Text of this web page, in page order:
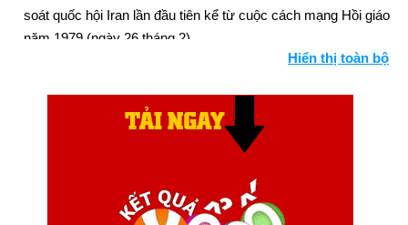
soát quốc hội Iran lần đầu tiên kể từ cuộc cách mạng Hồi giáo
năm 1979 (ngày 26 tháng 2).
Việc quản lý Bắc Ireland được chuyển giao qua lại giữa Anh và
từ chối giải giáp vũ khí (từ tháng 2 đến tháng 5).
Cựu tổng thống Indonesia Suharto bị quản thúc tại gia, bị buộc
Các tổng thống của Triều Tiên và Hàn Quốc ký hiệp định hòa
bình và ít nhất là về mặt biểu tượng, chấm dứt nửa thế kỷ đối
Hiển thị toàn bộ